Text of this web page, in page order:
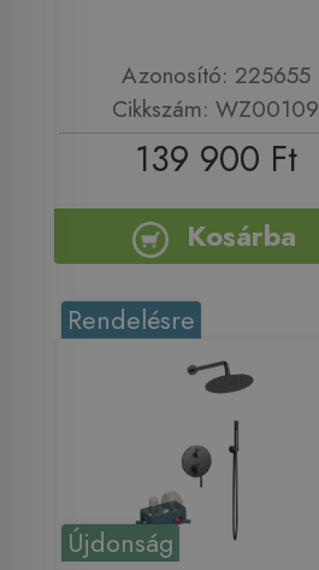
Azonosító: 225655
Cikkszám: WZ00109
139 900 Ft
Kosárba
Újdonság
Rendelésre